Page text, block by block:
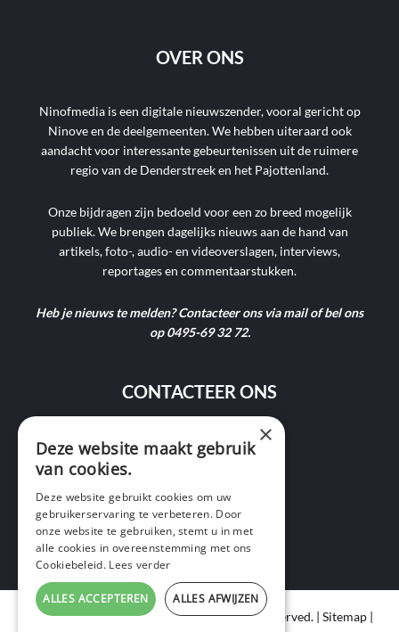
OVER ONS
Ninofmedia is een digitale nieuwszender, vooral gericht op
Ninove en de deelgemeenten. We hebben uiteraard ook
aandacht voor interessante gebeurtenissen uit de ruimere
regio van de Denderstreek en het Pajottenland.
Onze bijdragen zijn bedoeld voor een zo breed mogelijk
publiek. We brengen dagelijks nieuws aan de hand van
artikels, foto-, audio- en videoverslagen, interviews,
reportages en commentaarstukken.
Heb je nieuws te melden? Contacteer ons via mail of bel ons
op 0495-69 32 72.
CONTACTEER ONS
9400 Ninove
+32 495 69 32 72
Copyright © 2020 Ninof Media. All Rights Reserved. | Sitemap|
×
Deze website maakt gebruik
van cookies.
Deze website gebruikt cookies om uw
gebruikerservaring te verbeteren. Door
onze website te gebruiken, stemt u in met
alle cookies in overeenstemming met ons
Cookiebeleid. Lees verder
ALLES ACCEPTEREN ALLES AFWIJZEN